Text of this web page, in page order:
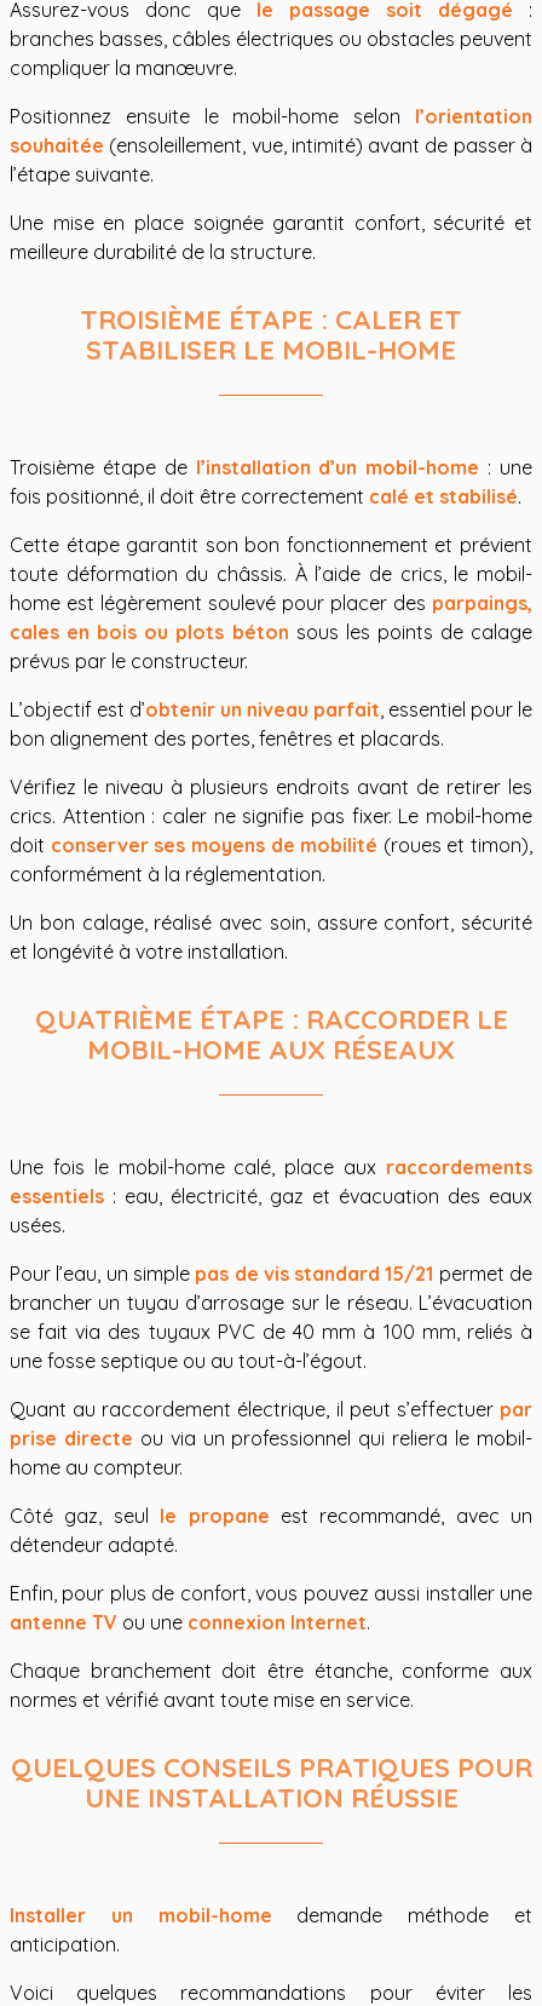
Assurez-vous donc que le passage soit dégagé :
branches basses, câbles électriques ou obstacles peuvent
compliquer la manœuvre.
Positionnez ensuite le mobil-home selon l’orientation
souhaitée (ensoleillement, vue, intimité) avant de passer à
l’étape suivante.
Une mise en place soignée garantit confort, sécurité et
meilleure durabilité de la structure.
TROISIÈME ÉTAPE : CALER ET
STABILISER LE MOBIL-HOME
Troisième étape de l’installation d’un mobil-home : une
fois positionné, il doit être correctement calé et stabilisé.
Cette étape garantit son bon fonctionnement et prévient
toute déformation du châssis. À l’aide de crics, le mobil-
home est légèrement soulevé pour placer des parpaings,
cales en bois ou plots béton sous les points de calage
prévus par le constructeur.
L’objectif est d’obtenir un niveau parfait, essentiel pour le
bon alignement des portes, fenêtres et placards.
Vérifiez le niveau à plusieurs endroits avant de retirer les
crics. Attention : caler ne signifie pas fixer. Le mobil-home
doit conserver ses moyens de mobilité (roues et timon),
conformément à la réglementation.
Un bon calage, réalisé avec soin, assure confort, sécurité
et longévité à votre installation.
QUATRIÈME ÉTAPE : RACCORDER LE
MOBIL-HOME AUX RÉSEAUX
Une fois le mobil-home calé, place aux raccordements
essentiels : eau, électricité, gaz et évacuation des eaux
usées.
Pour l’eau, un simple pas de vis standard 15/21 permet de
brancher un tuyau d’arrosage sur le réseau. L’évacuation
se fait via des tuyaux PVC de 40 mm à 100 mm, reliés à
une fosse septique ou au tout-à-l’égout.
Quant au raccordement électrique, il peut s’effectuer par
prise directe ou via un professionnel qui reliera le mobil-
home au compteur.
Côté gaz, seul le propane est recommandé, avec un
détendeur adapté.
Enfin, pour plus de confort, vous pouvez aussi installer une
antenne TV ou une connexion Internet.
Chaque branchement doit être étanche, conforme aux
normes et vérifié avant toute mise en service.
QUELQUES CONSEILS PRATIQUES POUR
UNE INSTALLATION RÉUSSIE
Installer un mobil-home demande méthode et
anticipation.
Voici quelques recommandations pour éviter les